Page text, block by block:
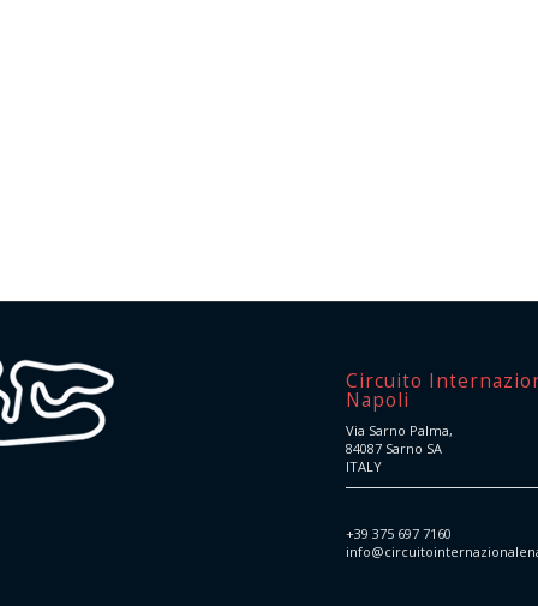
Circuito
Napoli
Via Sarno Palma,
84087 Sarno SA
ITALY
+39 375 697 7160